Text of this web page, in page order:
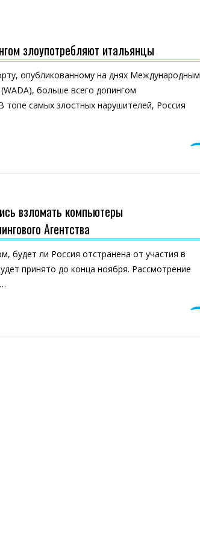
злоупотребляют итальянцы
опубликованному на днях Международным
больше всего допингом
топе самых злостных нарушителей, Россия
взломать компьютеры
Агентства
будет ли Россия отстранена от участия в
принято до конца ноября. Рассмотрение